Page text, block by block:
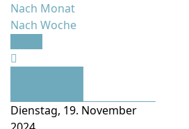
Nach Monat
Nach Woche
Dienstag, 19. November